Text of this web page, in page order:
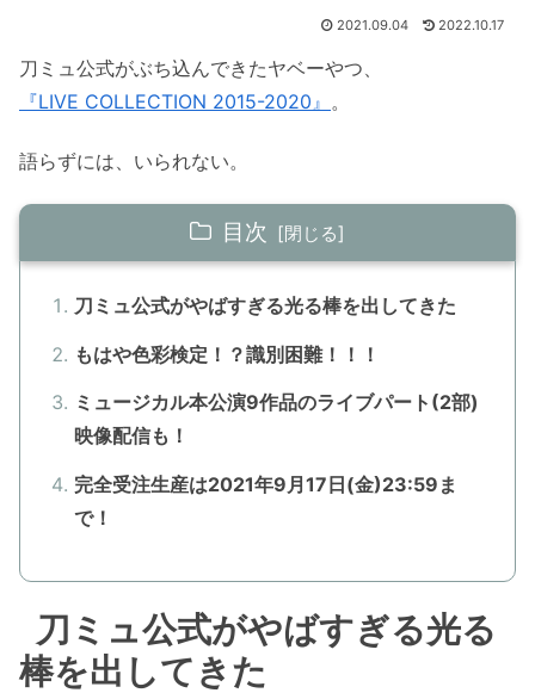
2021.09.04 2022.10.17
刀ミュ公式がぶち込んできたヤベーやつ、
『LIVE COLLECTION 2015-2020』 。
語らずには、いられない。
目次
刀ミュ公式がやばすぎる光る棒を出してきた
もはや色彩検定！？識別困難！！！
ミュージカル本公演9作品のライブパート(2部)
映像配信も！
完全受注生産は2021年9月17日(金)23:59ま
で！
刀ミュ公式がやばすぎる光る
棒を出してきた